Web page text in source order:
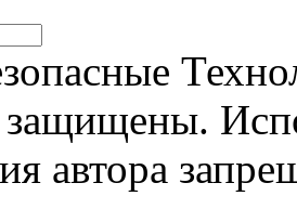
автора